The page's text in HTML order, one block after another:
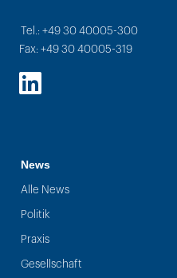
Tel.: +49 30 40005-300
Fax: +49 30 40005-319
LinkedIn
News
Alle News
Politik
Praxis
Gesellschaft